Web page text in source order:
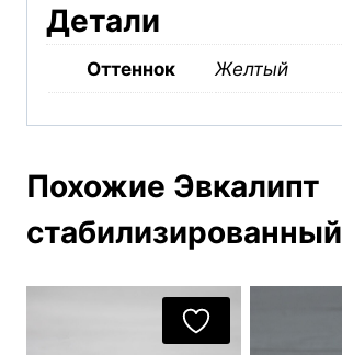
Детали
Оттеннок Желтый
Похожие Эвкалипт
стабилизированный